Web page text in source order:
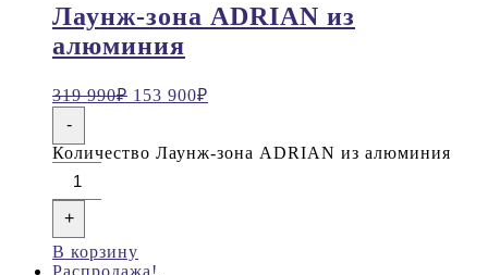
Лаунж-зона ADRIAN из
алюминия
319 990₽ 153 900₽
-
Количество Лаунж-зона ADRIAN из алюминия
+
В корзину
Распродажа!